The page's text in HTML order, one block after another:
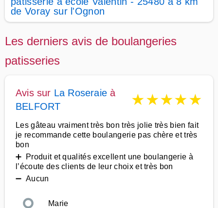
de Voray sur l'Ognon
Les derniers avis de boulangeries
patisseries
Avis sur La Roseraie à
BELFORT
★★★★★
Les gâteau vraiment très bon très jolie très bien fait
je recommande cette boulangerie pas chère et très
bon
➕ Produit et qualités excellent une boulangerie à
l’écoute des clients de leur choix et très bon
➖ Aucun
Marie